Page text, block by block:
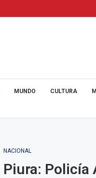
MUNDO CULTURA
NACIONAL
Piura: Policía